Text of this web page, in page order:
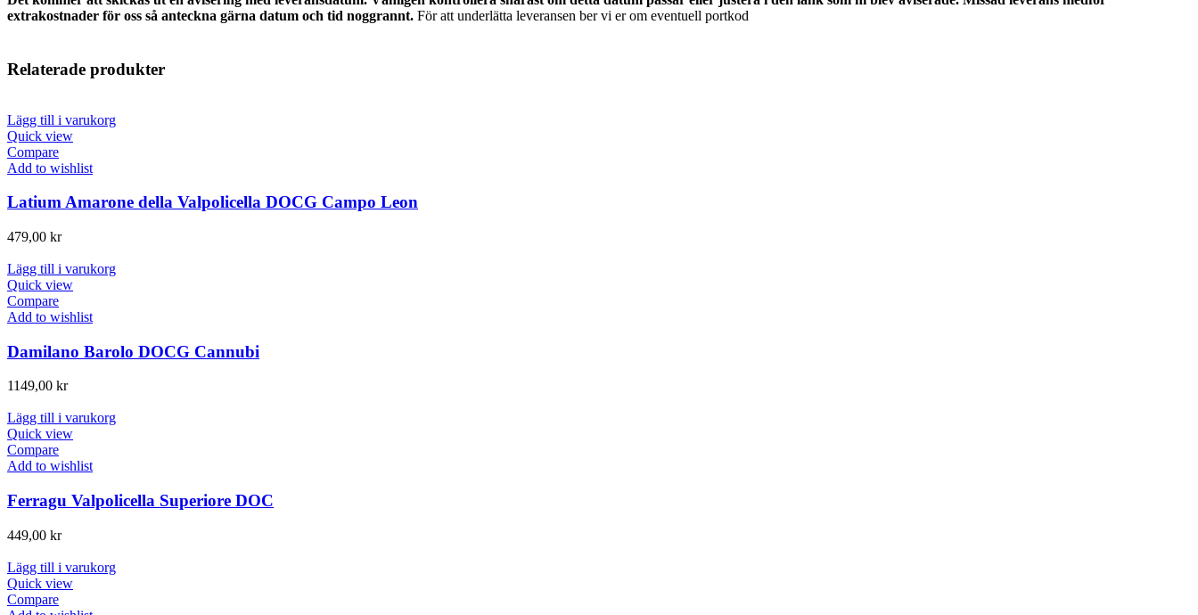
extrakostnader för oss så anteckna gärna datum och tid noggrannt. För att underlätta leveransen ber vi er om eventuell portkod
Relaterade produkter
Lägg till i varukorg
Quick view
Compare
Add to wishlist
Latium Amarone della Valpolicella DOCG Campo Leon
479,00 kr
Lägg till i varukorg
Quick view
Compare
Add to wishlist
Damilano Barolo DOCG Cannubi
1149,00 kr
Lägg till i varukorg
Quick view
Compare
Add to wishlist
Ferragu Valpolicella Superiore DOC
449,00 kr
Lägg till i varukorg
Quick view
Compare